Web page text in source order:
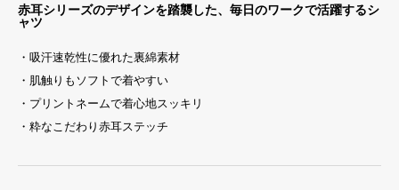
赤耳シリーズのデザインを踏襲した、毎日のワークで活躍するシ
ャツ
・吸汗速乾性に優れた裏綿素材
・肌触りもソフトで着やすい
・プリントネームで着心地スッキリ
・粋なこだわり赤耳ステッチ